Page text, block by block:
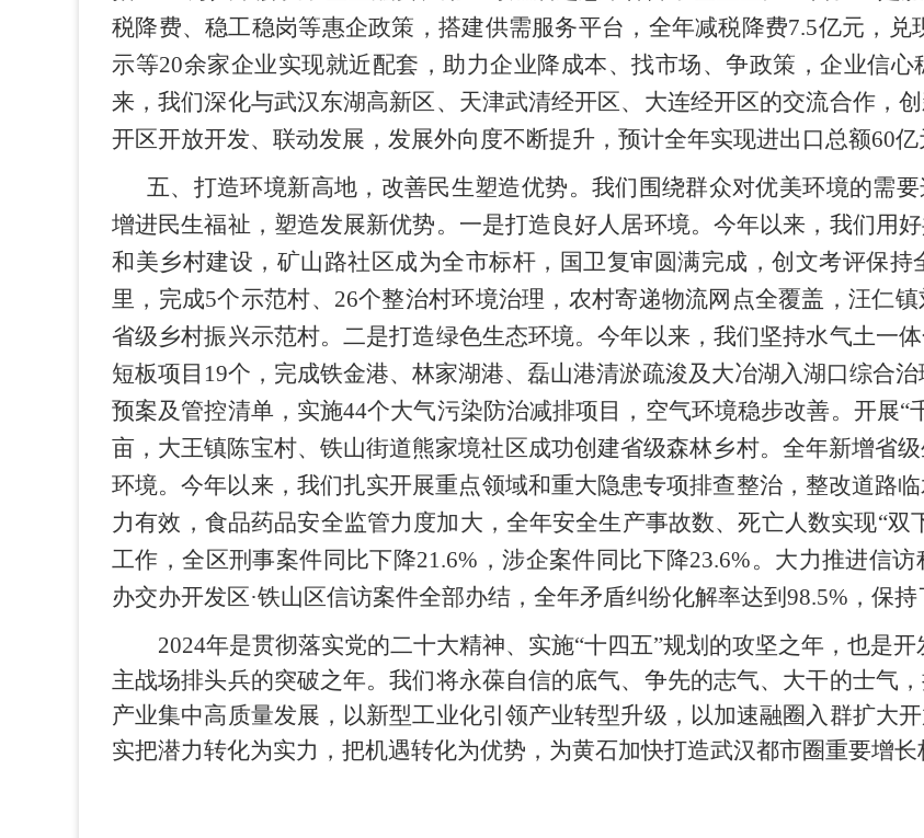
税降费、稳工稳岗等惠企政策，搭建供需服务平台，全年减税降费7.5亿元，
示等20余家企业实现就近配套，助力企业降成本、找市场、争政策，企业信
来，我们深化与武汉东湖高新区、天津武清经开区、大连经开区的交流合作，
开区开放开发、联动发展，发展外向度不断提升，预计全年实现进出口总额60亿
五、打造环境新高地，改善民生塑造优势。我们围绕群众对优美环境的需
增进民生福祉，塑造发展新优势。一是打造良好人居环境。今年以来，我们用
和美乡村建设，矿山路社区成为全市标杆，国卫复审圆满完成，创文考评保
里，完成5个示范村、26个整治村环境治理，农村寄递物流网点全覆盖，汪仁
省级乡村振兴示范村。二是打造绿色生态环境。今年以来，我们坚持水气土一
短板项目19个，完成铁金港、林家湖港、磊山港清淤疏浚及大冶湖入湖口综合
预案及管控清单，实施44个大气污染防治减排项目，空气环境稳步改善。开展“
亩，大王镇陈宝村、铁山街道熊家境社区成功创建省级森林乡村。全年新增省
环境。今年以来，我们扎实开展重点领域和重大隐患专项排查整治，整改道路
力有效，食品药品安全监管力度加大，全年安全生产事故数、死亡人数实现“
工作，全区刑事案件同比下降21.6%，涉企案件同比下降23.6%。大力推进信
办交办开发区·铁山区信访案件全部办结，全年矛盾纠纷化解率达到98.5%，保持
2024年是贯彻落实党的二十大精神、实施“十四五”规划的攻坚之年，也是
主战场排头兵的突破之年。我们将永葆自信的底气、争先的志气、大干的士气
产业集中高质量发展，以新型工业化引领产业转型升级，以加速融圈入群扩大
实把潜力转化为实力，把机遇转化为优势，为黄石加快打造武汉都市圈重要增长